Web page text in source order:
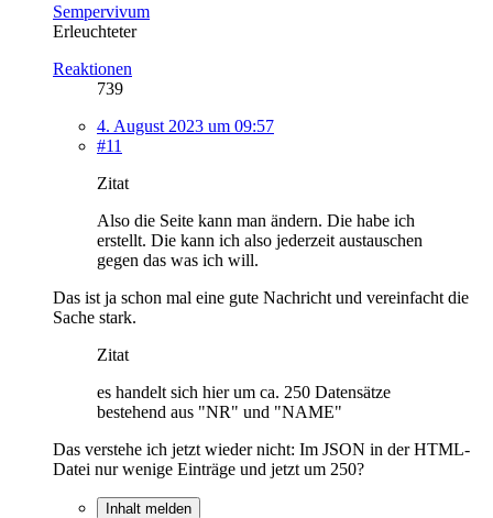
Sempervivum
Erleuchteter
Reaktionen
739
4. August 2023 um 09:57
#11
Zitat
Also die Seite kann man ändern. Die habe ich
erstellt. Die kann ich also jederzeit austauschen
gegen das was ich will.
Das ist ja schon mal eine gute Nachricht und vereinfacht die
Sache stark.
Zitat
es handelt sich hier um ca. 250 Datensätze
bestehend aus "NR" und "NAME"
Das verstehe ich jetzt wieder nicht: Im JSON in der HTML-
Datei nur wenige Einträge und jetzt um 250?
Inhalt melden